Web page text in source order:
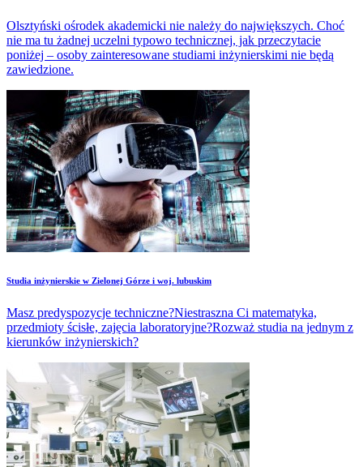
Olsztyński ośrodek akademicki nie należy do największych. Choć
nie ma tu żadnej uczelni typowo technicznej, jak przeczytacie
poniżej – osoby zainteresowane studiami inżynierskimi nie będą
zawiedzione.
Studia inżynierskie w Zielonej Górze i woj. lubuskim
Masz predyspozycje techniczne?Niestraszna Ci matematyka,
przedmioty ścisłe, zajęcia laboratoryjne?Rozważ studia na jednym z
kierunków inżynierskich?